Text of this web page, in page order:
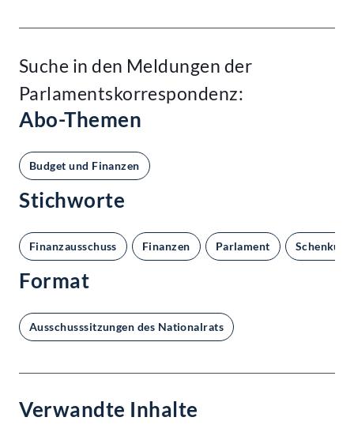
Suche in den Meldungen der
Parlamentskorrespondenz:
Abo-Themen
Budget und Finanzen
Stichworte
Finanzausschuss Finanzen Parlament
Format
Ausschusssitzungen des Nationalrats
Verwandte Inhalte